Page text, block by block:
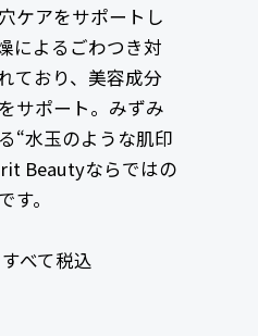
ケアをサポートし
によるごわつき対
ており、美容成分
サポート。みずみ
“水玉のような肌印
Beautyならではの
す。
べて税込